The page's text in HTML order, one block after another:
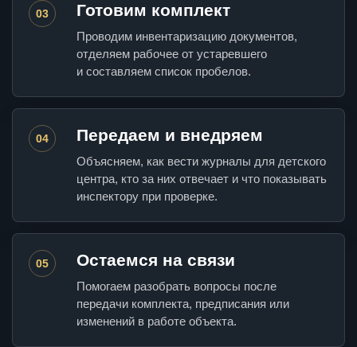
03 Готовим комплект
Проводим инвентаризацию документов,
отделяем рабочее от устаревшего
и составляем список пробелов.
04 Передаем и внедряем
Объясняем, как вести журналы для детского
центра, кто за них отвечает и что показывать
инспектору при проверке.
05 Остаемся на связи
Помогаем разобрать вопросы после
передачи комплекта, предписания или
изменений в работе объекта.